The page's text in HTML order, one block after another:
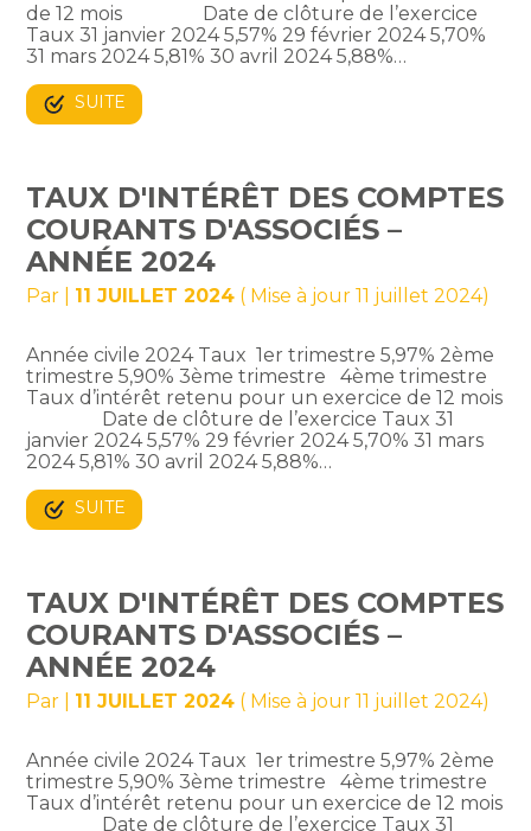
de 12 mois Date de clôture de l’exercice
Taux 31 janvier 2024 5,57% 29 février 2024 5,70%
31 mars 2024 5,81% 30 avril 2024 5,88%…
SUITE
TAUX D'INTÉRÊT DES COMPTES
COURANTS D'ASSOCIÉS –
ANNÉE 2024
Par 11 JUILLET 2024 ( Mise à jour 11 juillet 2024)
Année civile 2024 Taux 1er trimestre 5,97% 2ème
trimestre 5,90% 3ème trimestre 4ème trimestre
Taux d’intérêt retenu pour un exercice de 12 mois
Date de clôture de l’exercice Taux 31
janvier 2024 5,57% 29 février 2024 5,70% 31 mars
2024 5,81% 30 avril 2024 5,88%…
SUITE
TAUX D'INTÉRÊT DES COMPTES
COURANTS D'ASSOCIÉS –
ANNÉE 2024
Par 11 JUILLET 2024 ( Mise à jour 11 juillet 2024)
Année civile 2024 Taux 1er trimestre 5,97% 2ème
trimestre 5,90% 3ème trimestre 4ème trimestre
Taux d’intérêt retenu pour un exercice de 12 mois
Date de clôture de l’exercice Taux 31